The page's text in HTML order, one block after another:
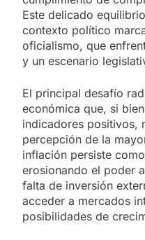
Este delicado
contexto político
oficialismo, que
y un escenario
El principal desafío
económica que, si
indicadores positivos,
percepción de la
inflación persiste
erosionando el poder
falta de inversión
acceder a mercados
posibilidades de